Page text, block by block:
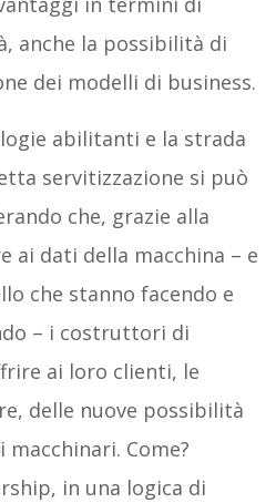
anche la possibilità di
dei modelli di business.
abilitanti e la strada
servitizzazione si può
che, grazie alla
ai dati della macchina – e
che stanno facendo e
– i costruttori di
ai loro clienti, le
delle nuove possibilità
macchinari. Come?
in una logica di